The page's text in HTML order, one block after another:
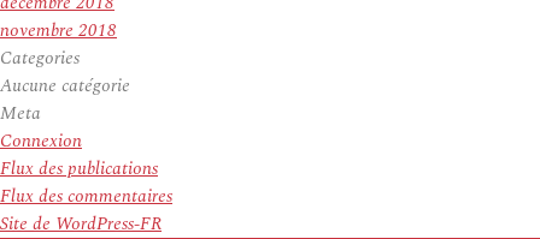
novembre 2018
Categories
Aucune catégorie
Meta
Connexion
Flux des publications
Flux des commentaires
Site de WordPress-FR